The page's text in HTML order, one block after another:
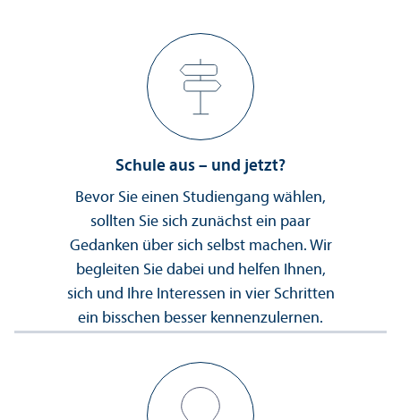
Schule aus – und jetzt?
Bevor Sie einen Studien­gang wählen,
sollten Sie sich zunächst ein paar
Gedanken über sich selbst machen. Wir
begleiten Sie dabei und helfen Ihnen,
sich und Ihre Interessen in vier Schritten
ein bisschen besser kennenzulernen.